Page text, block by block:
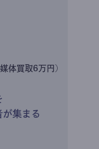
体買取6万円)
が集まる